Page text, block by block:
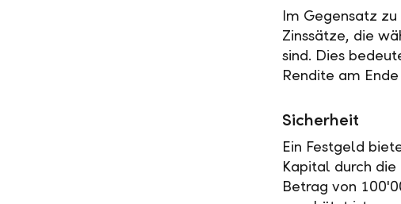
Im Gegensatz
Zinssätze, die
sind. Dies
Rendite am
Sicherheit
Ein Festgeld
Kapital durch
Betrag von